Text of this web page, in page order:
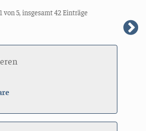
von 5, insgesamt 42 Einträge